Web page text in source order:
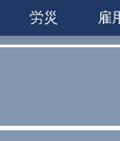
労災 雇